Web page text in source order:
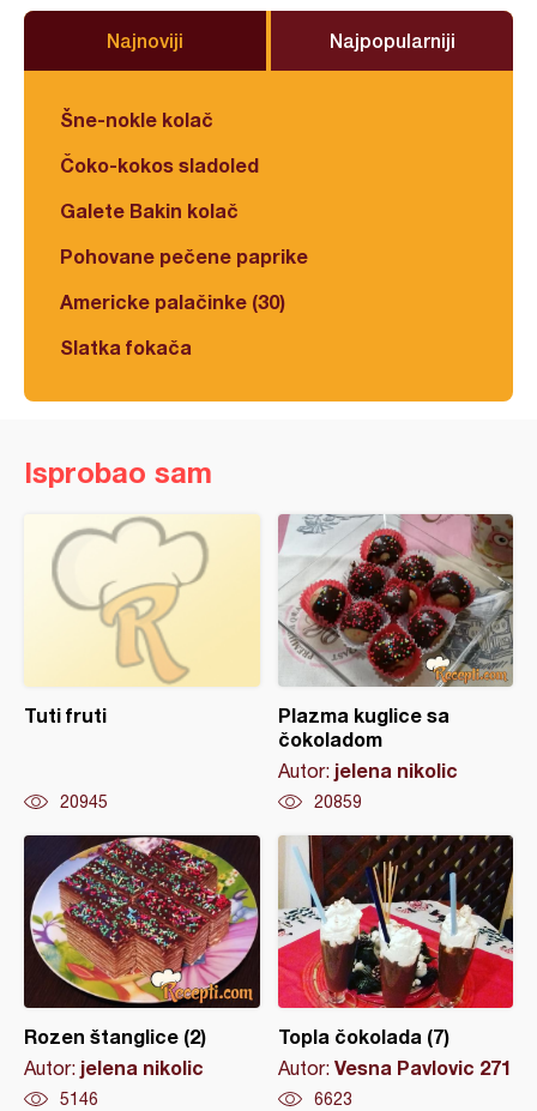
Najnoviji Najpopularniji
Šne-nokle kolač
Čoko-kokos sladoled
Galete Bakin kolač
Pohovane pečene paprike
Americke palačinke (30)
Slatka fokača
Isprobao sam
Tuti fruti
20945
Plazma kuglice sa
čokoladom
Autor: jelena nikolic
20859
Rozen štanglice (2)
Autor: jelena nikolic
5146
Topla čokolada (7)
Autor: Vesna Pavlovic 271
6623